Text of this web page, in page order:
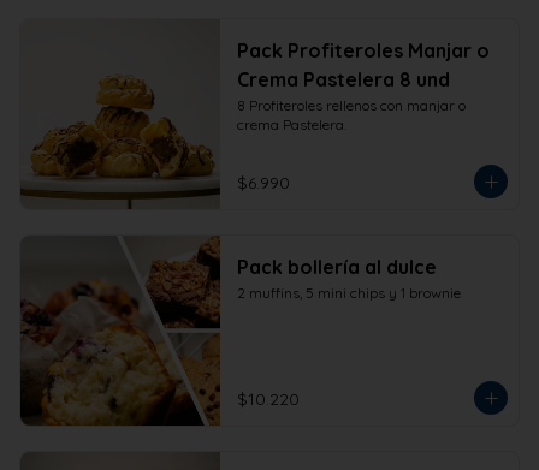
Pack Profiteroles Manjar o
Crema Pastelera 8 und
8 Profiteroles rellenos con manjar o
crema Pastelera.
$6.990
Pack bollería al dulce
2 muffins, 5 mini chips y 1 brownie
$10.220